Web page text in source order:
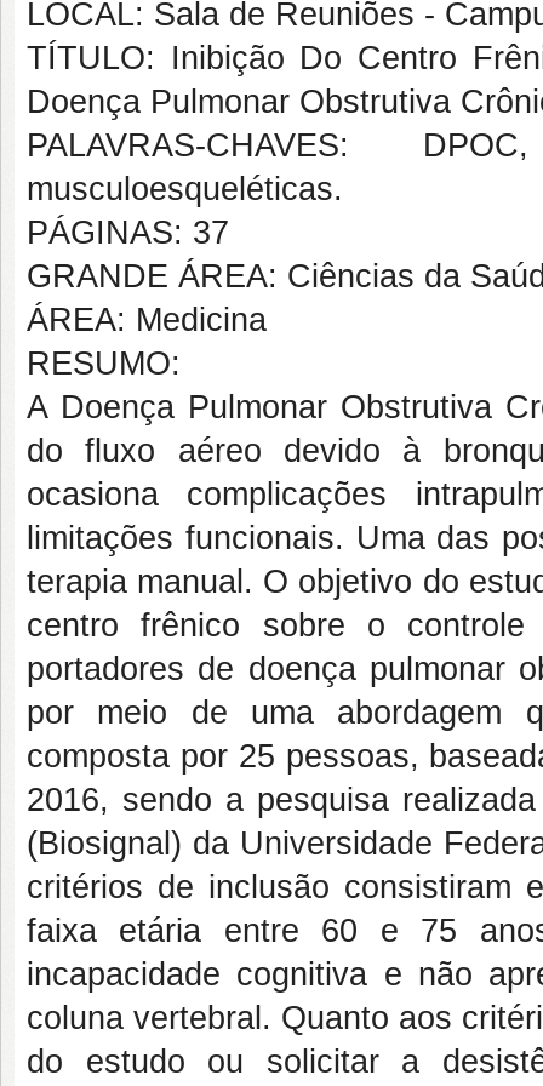
LOCAL: Sala de Reuniões -
TÍTULO: Inibição Do Centro
Doença Pulmonar Obstrutiva
PALAVRAS-CHAVES:
musculoesqueléticas.
PÁGINAS: 37
GRANDE ÁREA: Ciências da
ÁREA: Medicina
RESUMO:
A Doença Pulmonar Obstrutiva
do fluxo aéreo devido à
ocasiona complicações
limitações funcionais. Uma das
terapia manual. O objetivo do
centro frênico sobre o
portadores de doença pulmonar
por meio de uma abordagem
composta por 25 pessoas,
2016, sendo a pesquisa
(Biosignal) da Universidade
critérios de inclusão consistiram
faixa etária entre 60 e 75
incapacidade cognitiva e não
coluna vertebral. Quanto aos
do estudo ou solicitar a